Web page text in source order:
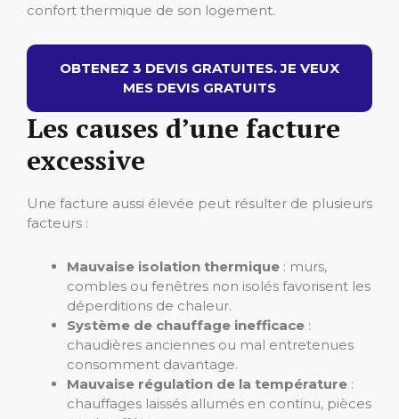
confort thermique de son logement.
OBTENEZ 3 DEVIS GRATUITES. JE VEUX
MES DEVIS GRATUITS
Les causes d’une facture
excessive
Une facture aussi élevée peut résulter de plusieurs
facteurs :
Mauvaise isolation thermique : murs,
combles ou fenêtres non isolés favorisent les
déperditions de chaleur.
Système de chauffage inefficace :
chaudières anciennes ou mal entretenues
consomment davantage.
Mauvaise régulation de la température :
chauffages laissés allumés en continu, pièces